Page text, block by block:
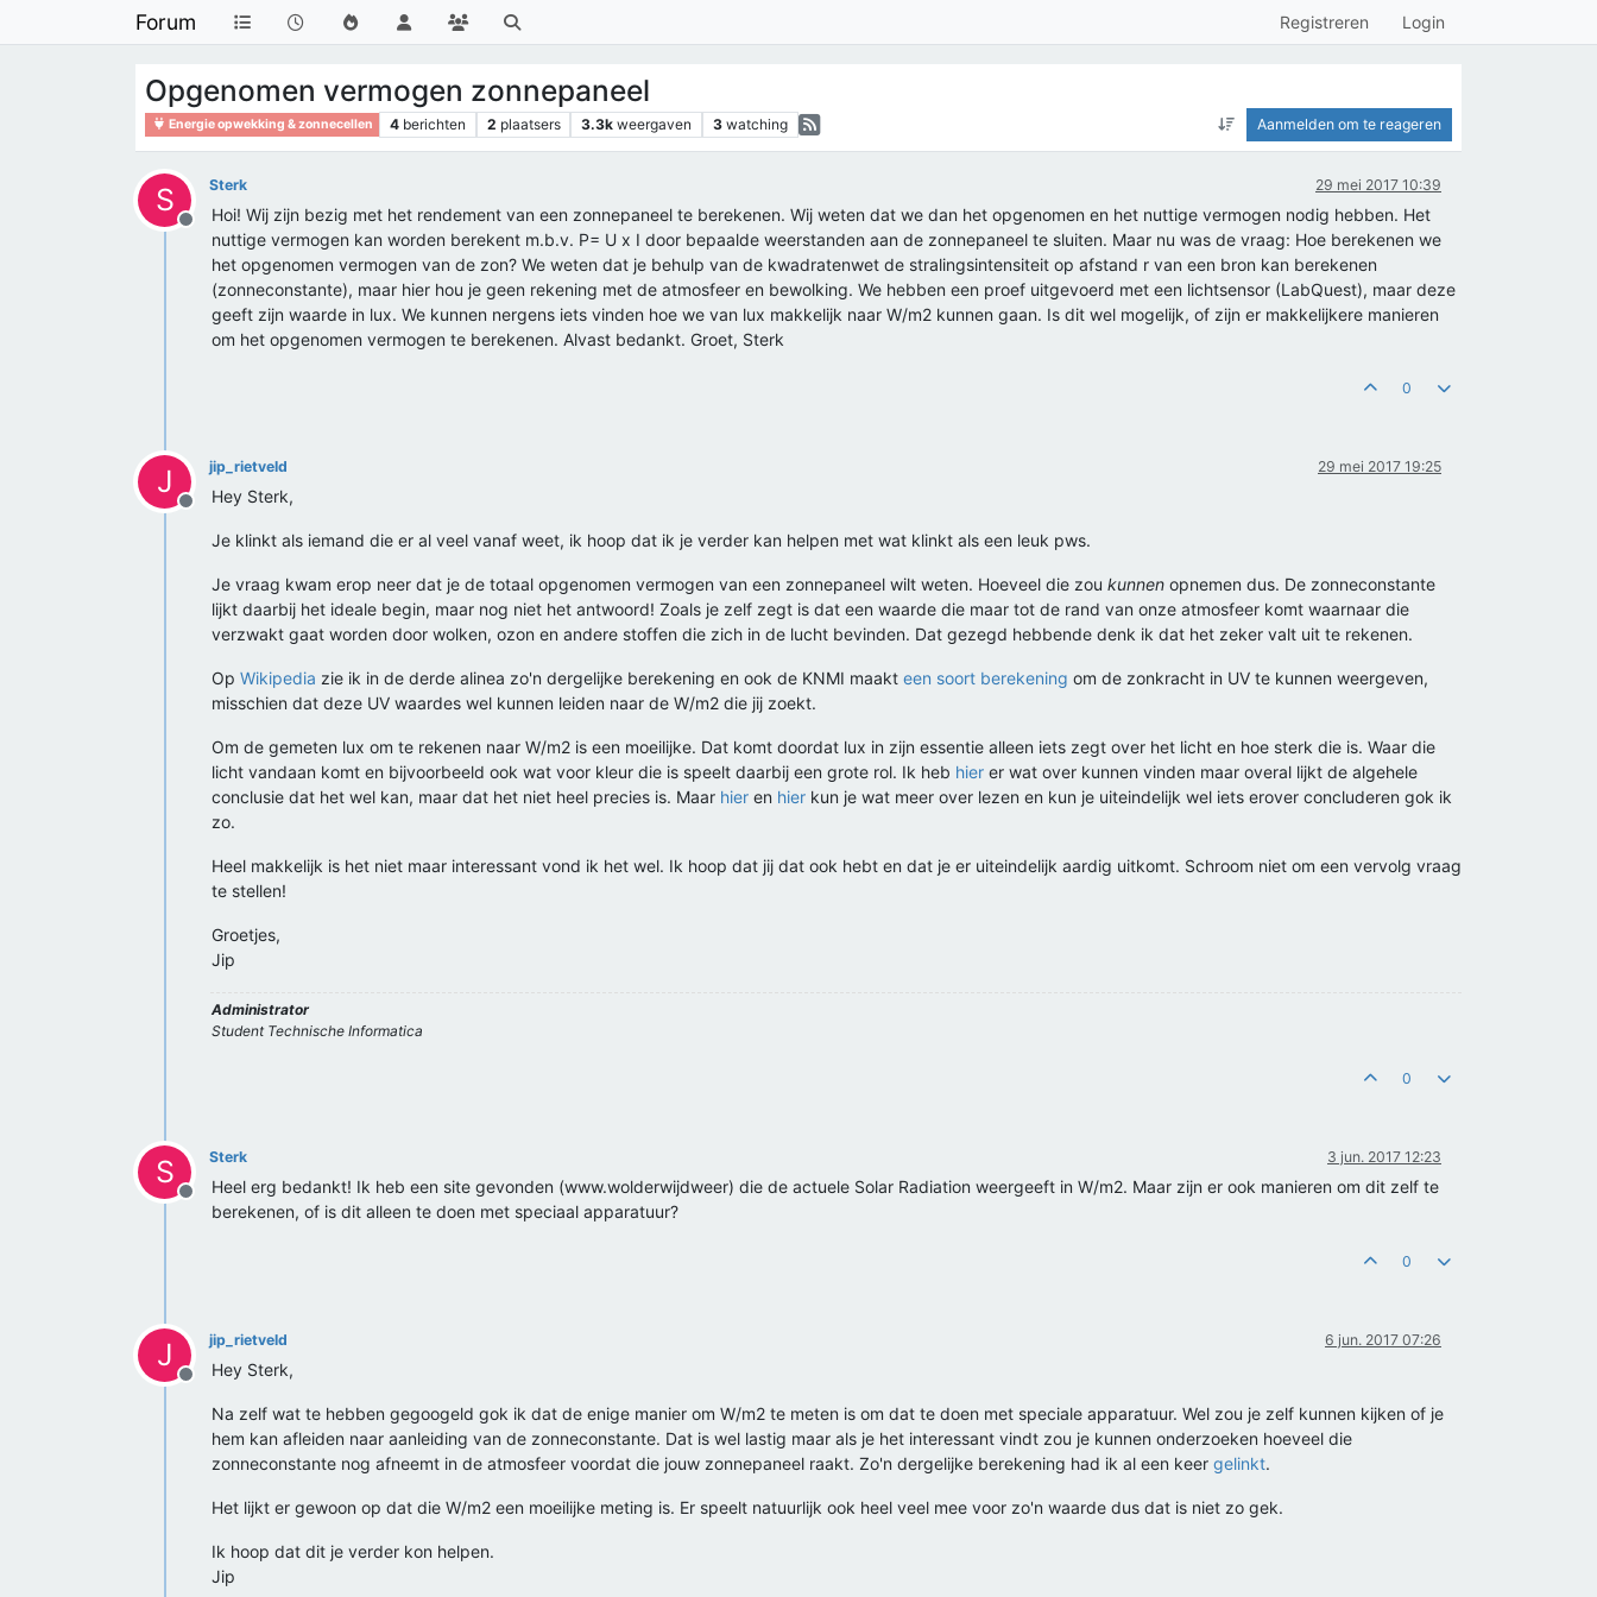
Forum Registreren Login
Opgenomen vermogen zonnepaneel
Energie opwekking & zonnecellen 4 berichten 2 plaatsers 3.3k weergaven 3 watching Aanmelden om te reageren
S
Offline
Sterk 29 mei 2017 10:39
Hoi! Wij zijn bezig met het rendement van een zonnepaneel te berekenen. Wij weten dat we dan het opgenomen en het nuttige vermogen nodig hebben. Het
nuttige vermogen kan worden berekent m.b.v. P= U x I door bepaalde weerstanden aan de zonnepaneel te sluiten. Maar nu was de vraag: Hoe berekenen we
het opgenomen vermogen van de zon? We weten dat je behulp van de kwadratenwet de stralingsintensiteit op afstand r van een bron kan berekenen
(zonneconstante), maar hier hou je geen rekening met de atmosfeer en bewolking. We hebben een proef uitgevoerd met een lichtsensor (LabQuest), maar deze
geeft zijn waarde in lux. We kunnen nergens iets vinden hoe we van lux makkelijk naar W/m2 kunnen gaan. Is dit wel mogelijk, of zijn er makkelijkere manieren
om het opgenomen vermogen te berekenen. Alvast bedankt. Groet, Sterk
0
J
Offline
jip_rietveld 29 mei 2017 19:25
Hey Sterk,
Je klinkt als iemand die er al veel vanaf weet, ik hoop dat ik je verder kan helpen met wat klinkt als een leuk pws.
Je vraag kwam erop neer dat je de totaal opgenomen vermogen van een zonnepaneel wilt weten. Hoeveel die zou kunnen opnemen dus. De zonneconstante
lijkt daarbij het ideale begin, maar nog niet het antwoord! Zoals je zelf zegt is dat een waarde die maar tot de rand van onze atmosfeer komt waarnaar die
verzwakt gaat worden door wolken, ozon en andere stoffen die zich in de lucht bevinden. Dat gezegd hebbende denk ik dat het zeker valt uit te rekenen.
Op Wikipedia zie ik in de derde alinea zo'n dergelijke berekening en ook de KNMI maakt een soort berekening om de zonkracht in UV te kunnen weergeven,
misschien dat deze UV waardes wel kunnen leiden naar de W/m2 die jij zoekt.
Om de gemeten lux om te rekenen naar W/m2 is een moeilijke. Dat komt doordat lux in zijn essentie alleen iets zegt over het licht en hoe sterk die is. Waar die
licht vandaan komt en bijvoorbeeld ook wat voor kleur die is speelt daarbij een grote rol. Ik heb hier er wat over kunnen vinden maar overal lijkt de algehele
conclusie dat het wel kan, maar dat het niet heel precies is. Maar hier en hier kun je wat meer over lezen en kun je uiteindelijk wel iets erover concluderen gok ik
zo.
Heel makkelijk is het niet maar interessant vond ik het wel. Ik hoop dat jij dat ook hebt en dat je er uiteindelijk aardig uitkomt. Schroom niet om een vervolg vraag
te stellen!
Groetjes,
Jip
Administrator
Student Technische Informatica
0
S
Offline
Sterk 3 jun. 2017 12:23
Heel erg bedankt! Ik heb een site gevonden (www.wolderwijdweer) die de actuele Solar Radiation weergeeft in W/m2. Maar zijn er ook manieren om dit zelf te
berekenen, of is dit alleen te doen met speciaal apparatuur?
0
J
Offline
jip_rietveld 6 jun. 2017 07:26
Hey Sterk,
Na zelf wat te hebben gegoogeld gok ik dat de enige manier om W/m2 te meten is om dat te doen met speciale apparatuur. Wel zou je zelf kunnen kijken of je
hem kan afleiden naar aanleiding van de zonneconstante. Dat is wel lastig maar als je het interessant vindt zou je kunnen onderzoeken hoeveel die
zonneconstante nog afneemt in de atmosfeer voordat die jouw zonnepaneel raakt. Zo'n dergelijke berekening had ik al een keer gelinkt.
Het lijkt er gewoon op dat die W/m2 een moeilijke meting is. Er speelt natuurlijk ook heel veel mee voor zo'n waarde dus dat is niet zo gek.
Ik hoop dat dit je verder kon helpen.
Jip